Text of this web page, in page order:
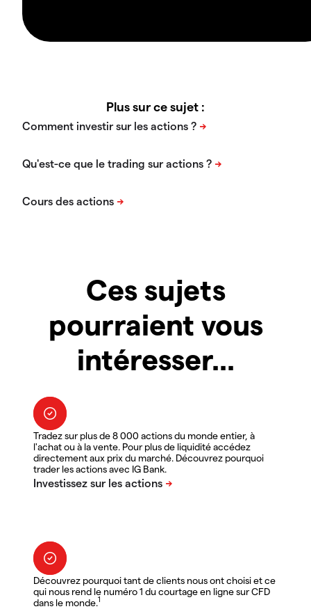
Plus sur ce sujet :
Ces sujets
pourraient vous
intéresser...
Tradez sur plus de 8 000 actions du monde entier, à
l'achat ou à la vente. Pour plus de liquidité accédez
directement aux prix du marché. Découvrez pourquoi
trader les actions avec IG Bank.
Découvrez pourquoi tant de clients nous ont choisi et ce
qui nous rend le numéro 1 du courtage en ligne sur CFD
dans le monde.1